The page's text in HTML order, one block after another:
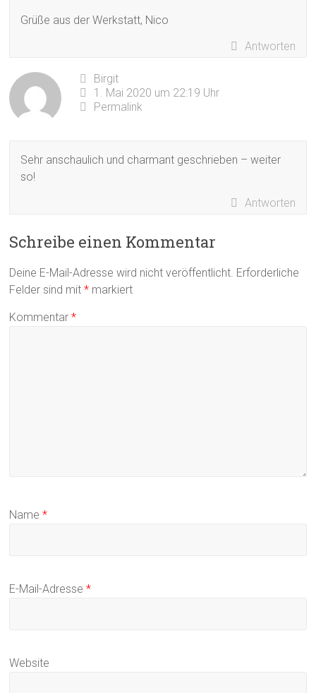
Grüße aus der Werkstatt, Nico
Antworten
Birgit
1. Mai 2020 um 22:19 Uhr
Permalink
Sehr anschaulich und charmant geschrieben – weiter
so!
Antworten
Schreibe einen Kommentar
Deine E-Mail-Adresse wird nicht veröffentlicht. Erforderliche
Felder sind mit* markiert
Kommentar*
Name*
E-Mail-Adresse*
Website